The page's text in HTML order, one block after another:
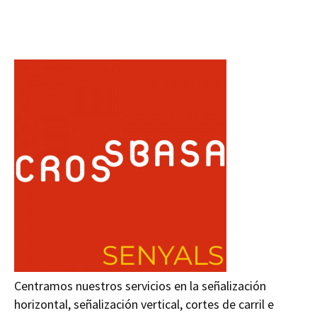
Centramos nuestros servicios en la señalización
horizontal, señalización vertical, cortes de carril e